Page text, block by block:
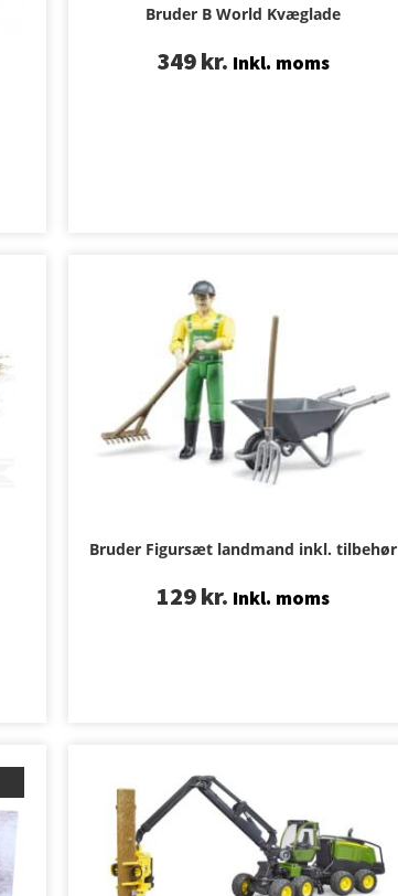
Bruder B World Kvæglade
349kr. Inkl. moms
Bruder Figursæt landmand inkl. tilbehør
129kr. Inkl. moms